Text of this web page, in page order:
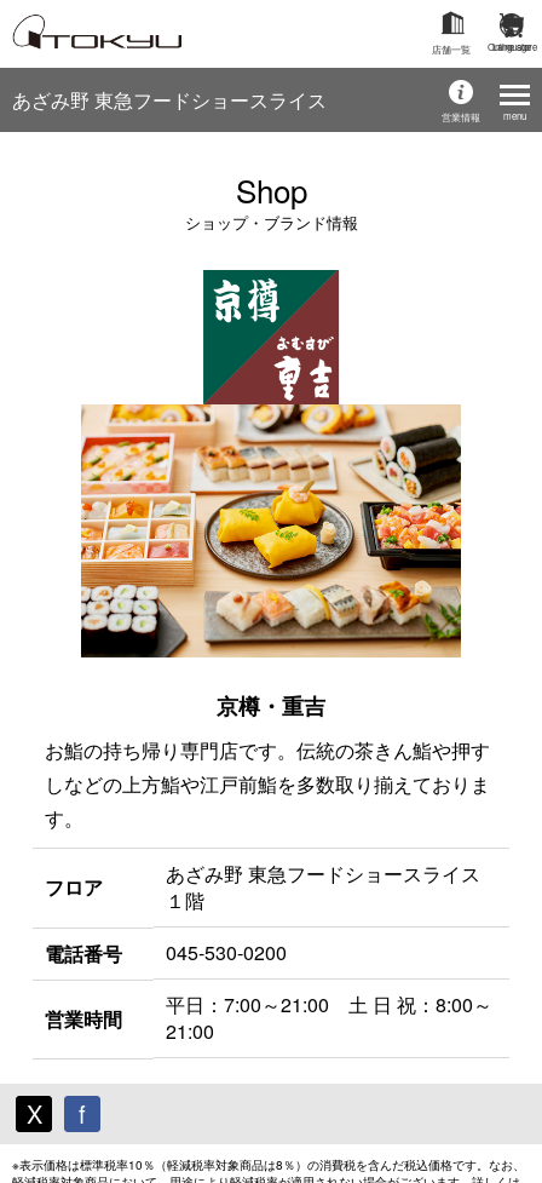
Language
Online store
店舗一覧
あざみ野 東急フードショースライス
営業情報
Shop
ショップ・ブランド情報
京樽・重吉
お鮨の持ち帰り専門店です。伝統の茶きん鮨や押す
しなどの上方鮨や江戸前鮨を多数取り揃えておりま
す。
フロア
あざみ野 東急フードショースライス
１階
電話番号
045-530-0200
営業時間
平日：7:00～21:00 土 日 祝：8:00～
21:00
X f
※表示価格は標準税率10％（軽減税率対象商品は8％）の消費税を含んだ税込価格です。なお、
menu